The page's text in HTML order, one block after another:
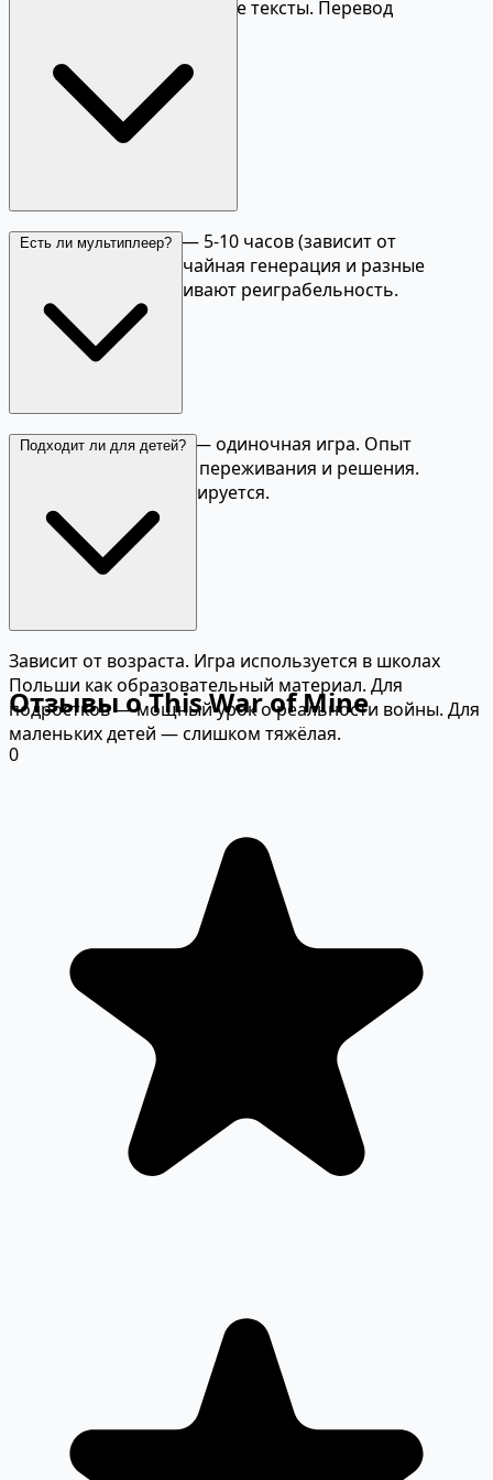
русский — интерфейс и все тексты. Перевод
Одно прохождение — 5-10 часов (зависит от
выживаемости). Случайная генерация и разные
персонажи обеспечивают реиграбельность.
Есть ли мультиплеер?
Нет, This War of Mine — одиночная игра. Опыт
рассчитан на личные переживания и решения.
Мультиплеер не планируется.
Подходит ли для детей?
Зависит от возраста. Игра используется в школах
Польши как образовательный материал. Для
подростков — мощный урок о реальности войны. Для
маленьких детей — слишком тяжёлая.
Отзывы о This War of Mine
0